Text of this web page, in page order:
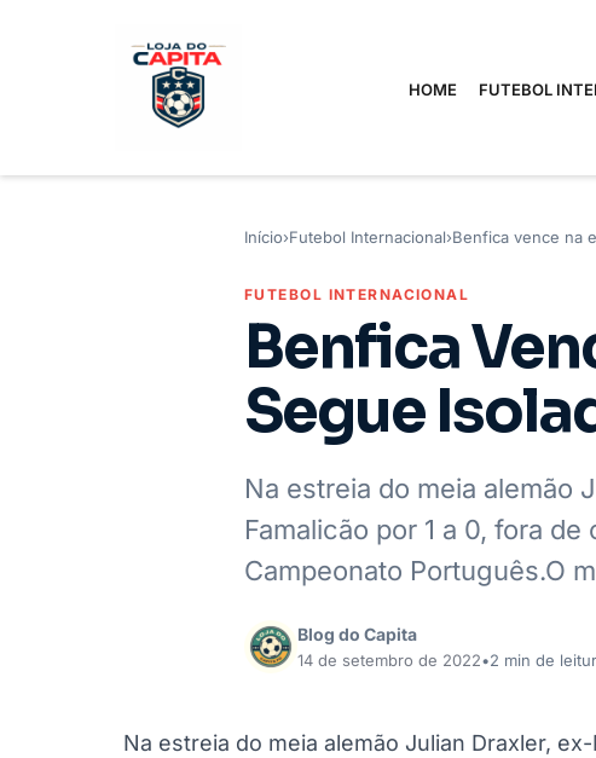
HOME FUTEBOL
Início›Futebol Internacional›Benfica vence na
FUTEBOL INTERNACIONAL
Benfica
Segue
Na estreia do meia alemão
Famalicão por 1 a 0, fora
Campeonato Português.O
Blog do Capita
14 de setembro de 2022•2 min de
Na estreia do meia alemão Julian Draxler,